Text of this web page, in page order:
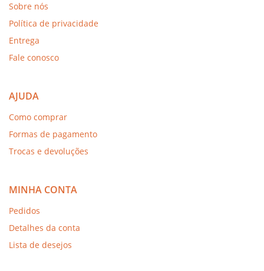
Sobre nós
Política de privacidade
Entrega
Fale conosco
AJUDA
Como comprar
Formas de pagamento
Trocas e devoluções
MINHA CONTA
Pedidos
Detalhes da conta
Lista de desejos